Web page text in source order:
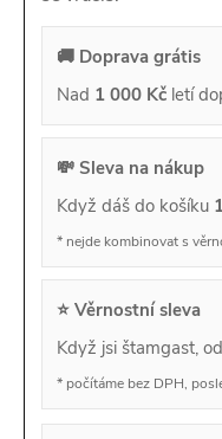
🚚 Doprava grátis
Nad 1 000 Kč letí
💸 Sleva na nákup
Když dáš do košíku
* nejde kombinovat s
⭐ Věrnostní sleva
Když jsi štamgast,
* počítáme bez DPH,